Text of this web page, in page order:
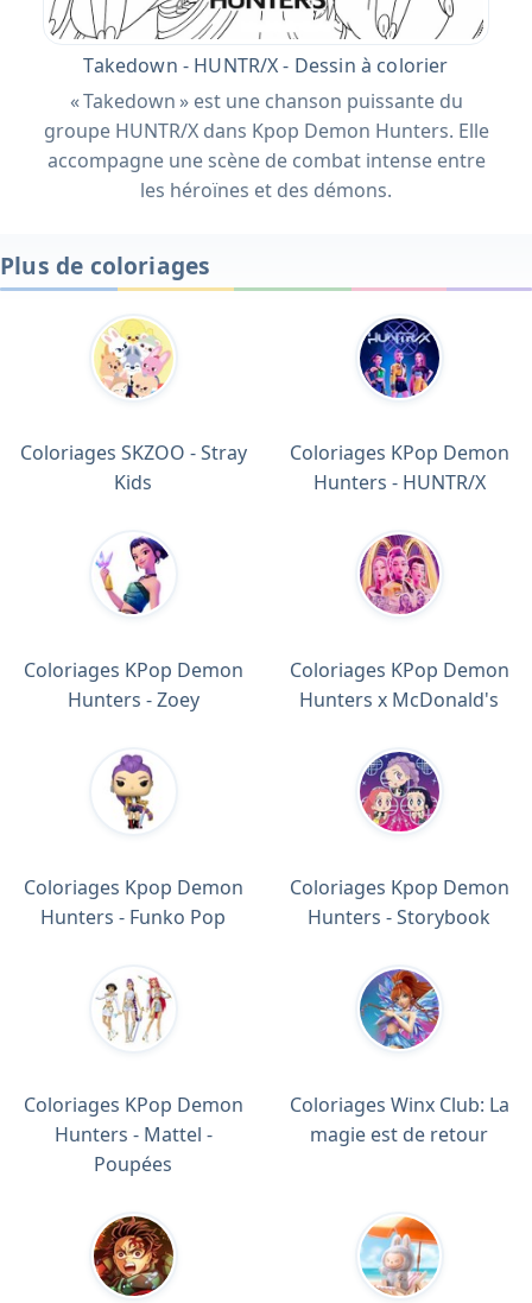
Takedown - HUNTR/X - Dessin à colorier
« Takedown » est une chanson puissante du
groupe HUNTR/X dans Kpop Demon Hunters. Elle
accompagne une scène de combat intense entre
les héroïnes et des démons.
Plus de coloriages
Coloriages SKZOO - Stray
Kids
Coloriages KPop Demon
Hunters - HUNTR/X
Coloriages KPop Demon
Hunters - Zoey
Coloriages KPop Demon
Hunters x McDonald's
Coloriages Kpop Demon
Hunters - Funko Pop
Coloriages Kpop Demon
Hunters - Storybook
Coloriages KPop Demon
Hunters - Mattel -
Poupées
Coloriages Winx Club: La
magie est de retour